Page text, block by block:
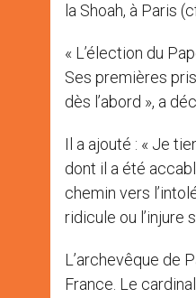
la Shoah, à Paris
« L’élection du
Ses premières
dès l’abord », a
Il a ajouté : « Je
dont il a été
chemin vers
ridicule ou l’injure
L’archevêque de
France. Le